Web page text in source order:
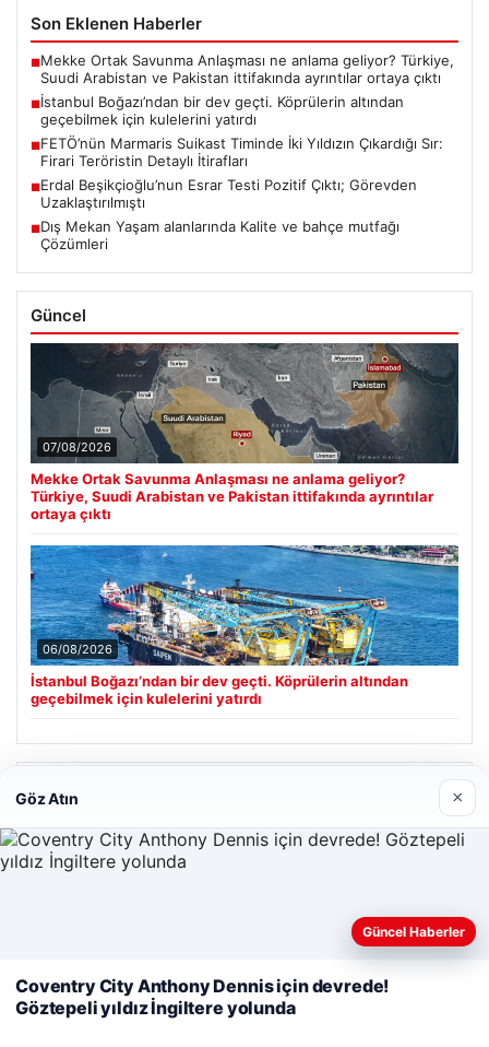
Son Eklenen Haberler
■Mekke Ortak Savunma Anlaşması ne anlama geliyor? Türkiye,
Suudi Arabistan ve Pakistan ittifakında ayrıntılar ortaya çıktı
■İstanbul Boğazı’ndan bir dev geçti. Köprülerin altından
geçebilmek için kulelerini yatırdı
■FETÖ’nün Marmaris Suikast Timinde İki Yıldızın Çıkardığı Sır:
Firari Teröristin Detaylı İtirafları
■Erdal Beşikçioğlu’nun Esrar Testi Pozitif Çıktı; Görevden
Uzaklaştırılmıştı
■Dış Mekan Yaşam alanlarında Kalite ve bahçe mutfağı
Çözümleri
Güncel
07/08/2026
Mekke Ortak Savunma Anlaşması ne anlama geliyor?
Türkiye, Suudi Arabistan ve Pakistan ittifakında ayrıntılar
ortaya çıktı
06/08/2026
İstanbul Boğazı’ndan bir dev geçti. Köprülerin altından
geçebilmek için kulelerini yatırdı
Cengiz Sigorta
23/06/2026
Web sitemizi nasıl kullandığınızı daha iyi anlayabilmek,
kullanıyoruz.Çerez Politikamız
Reddet Kabul Et
Göz Atın ×
Güncel Haberler
Coventry City Anthony Dennis için devrede!
Göztepeli yıldız İngiltere yolunda